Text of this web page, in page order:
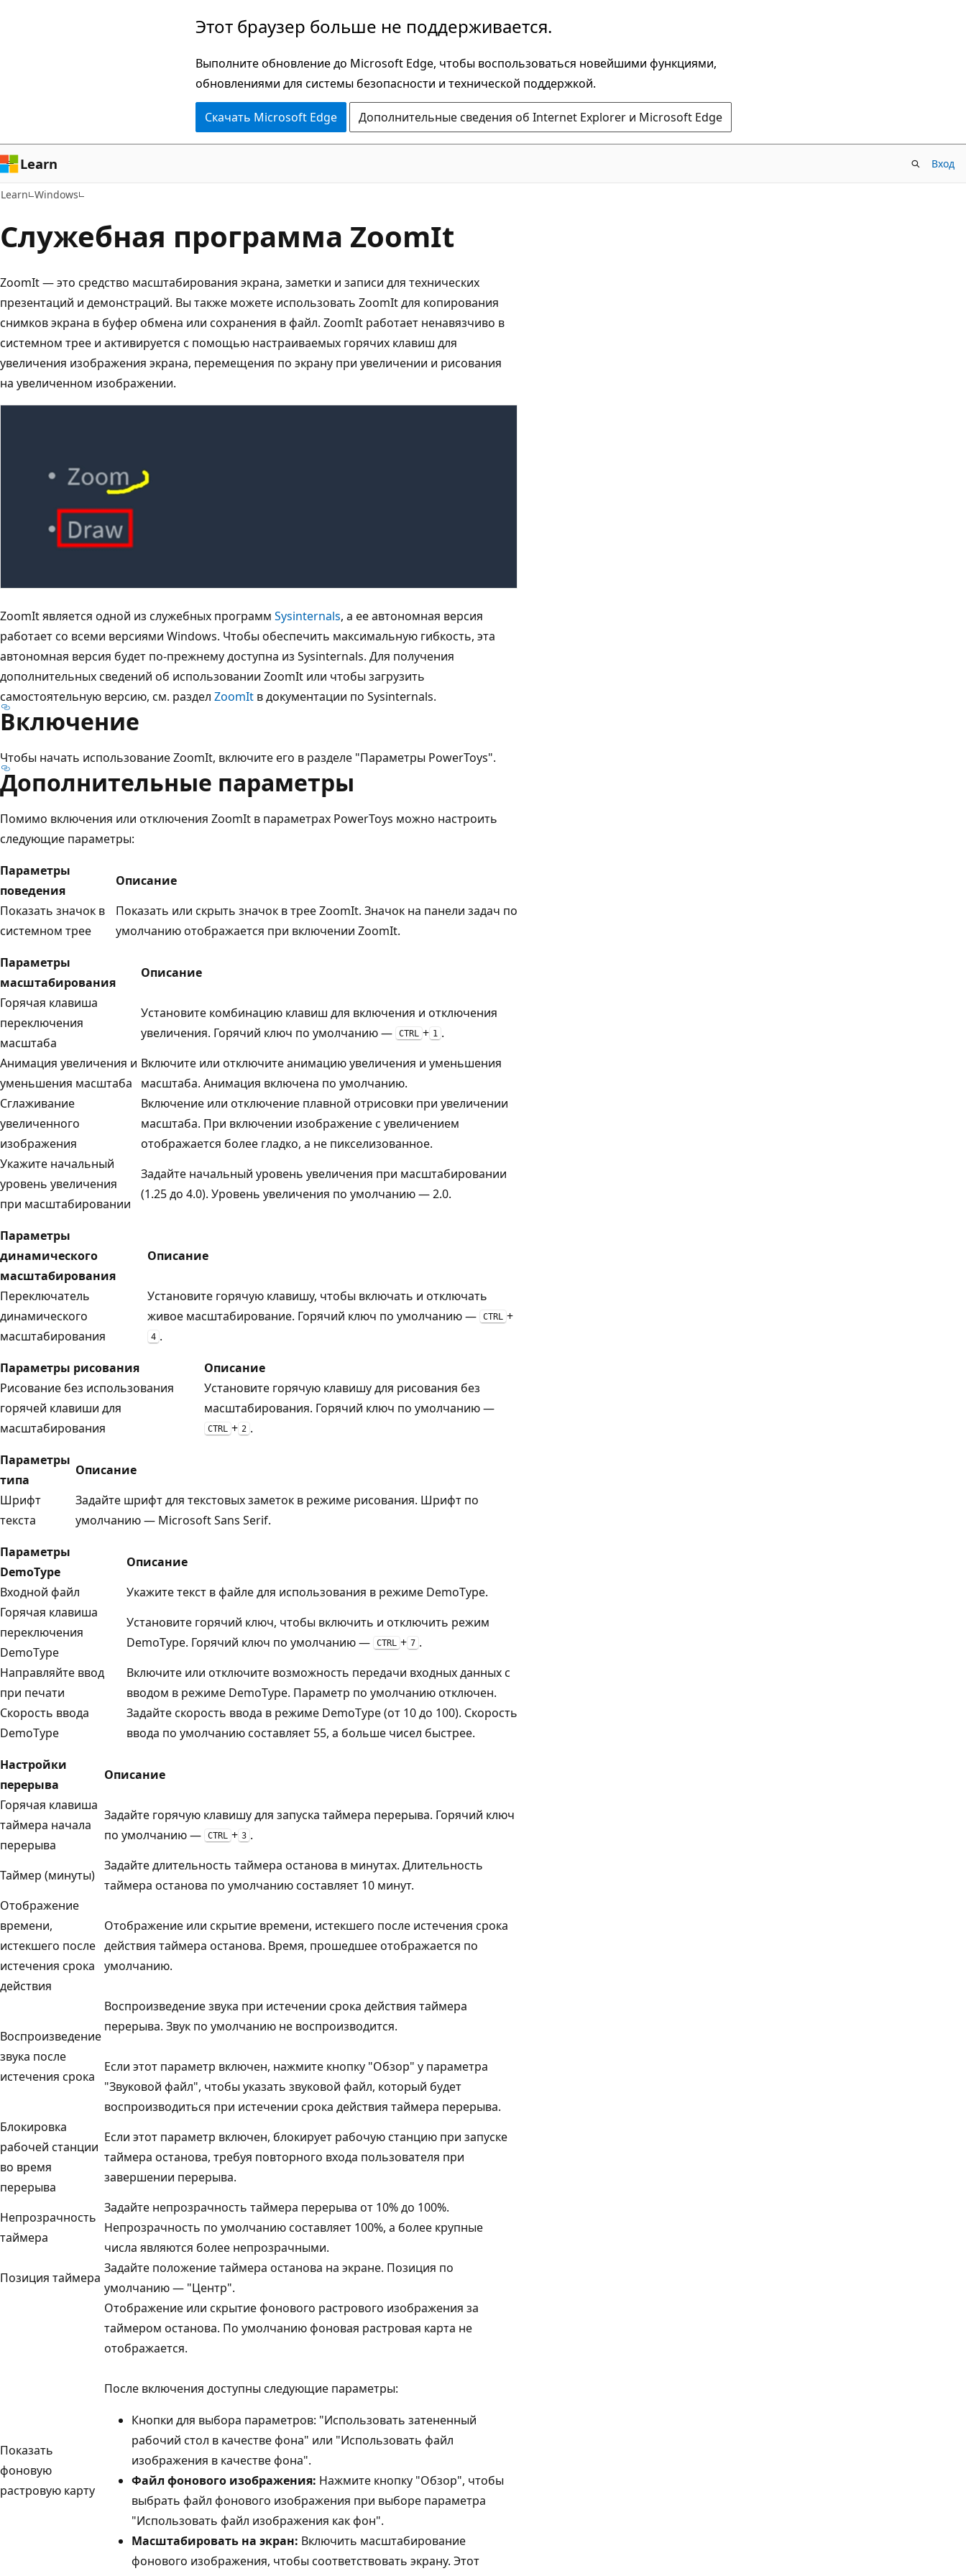
Этот браузер больше не поддерживается.
Выполните обновление до Microsoft Edge, чтобы воспользоваться новейшими функциями,
обновлениями для системы безопасности и технической поддержкой.
Скачать Microsoft Edge Дополнительные сведения об Internet Explorer и Microsoft Edge
Learn Вход
Learn Windows
Служебная программа ZoomIt
ZoomIt — это средство масштабирования экрана, заметки и записи для технических
презентаций и демонстраций. Вы также можете использовать ZoomIt для копирования
снимков экрана в буфер обмена или сохранения в файл. ZoomIt работает ненавязчиво в
системном трее и активируется с помощью настраиваемых горячих клавиш для
увеличения изображения экрана, перемещения по экрану при увеличении и рисования
на увеличенном изображении.
ZoomIt является одной из служебных программ Sysinternals, а ее автономная версия
работает со всеми версиями Windows. Чтобы обеспечить максимальную гибкость, эта
автономная версия будет по-прежнему доступна из Sysinternals. Для получения
дополнительных сведений об использовании ZoomIt или чтобы загрузить
самостоятельную версию, см. раздел ZoomIt в документации по Sysinternals.
Включение
Чтобы начать использование ZoomIt, включите его в разделе "Параметры PowerToys".
Дополнительные параметры
Помимо включения или отключения ZoomIt в параметрах PowerToys можно настроить
следующие параметры:
Параметры
поведения
Описание
Показать значок в
системном трее
Показать или скрыть значок в трее ZoomIt. Значок на панели задач по
умолчанию отображается при включении ZoomIt.
Параметры
масштабирования
Описание
Горячая клавиша
переключения
масштаба
Установите комбинацию клавиш для включения и отключения
увеличения. Горячий ключ по умолчанию —
CTRL + 1 .
Анимация увеличения и
уменьшения масштаба
Включите или отключите анимацию увеличения и уменьшения
масштаба. Анимация включена по умолчанию.
Сглаживание
увеличенного
изображения
Включение или отключение плавной отрисовки при увеличении
масштаба. При включении изображение с увеличением
отображается более гладко, а не пикселизованное.
Укажите начальный
уровень увеличения
при масштабировании
Задайте начальный уровень увеличения при масштабировании
(1.25 до 4.0). Уровень увеличения по умолчанию — 2.0.
Параметры
динамического
масштабирования
Описание
Переключатель
динамического
масштабирования
Установите горячую клавишу, чтобы включать и отключать
живое масштабирование. Горячий ключ по умолчанию —
CTRL +
4 .
Параметры рисования
Описание
Рисование без использования
горячей клавиши для
масштабирования
Установите горячую клавишу для рисования без
масштабирования. Горячий ключ по умолчанию —
CTRL + 2 .
Параметры
типа
Описание
Шрифт
текста
Задайте шрифт для текстовых заметок в режиме рисования. Шрифт по
умолчанию — Microsoft Sans Serif.
Параметры
DemoType
Описание
Входной файл
Укажите текст в файле для использования в режиме DemoType.
Горячая клавиша
переключения
DemoType
Установите горячий ключ, чтобы включить и отключить режим
DemoType. Горячий ключ по умолчанию —
CTRL + 7 .
Направляйте ввод
при печати
Включите или отключите возможность передачи входных данных с
вводом в режиме DemoType. Параметр по умолчанию отключен.
Скорость ввода
DemoType
Задайте скорость ввода в режиме DemoType (от 10 до 100). Скорость
ввода по умолчанию составляет 55, а больше чисел быстрее.
Настройки
перерыва
Описание
Горячая клавиша
таймера начала
перерыва
Задайте горячую клавишу для запуска таймера перерыва. Горячий ключ
по умолчанию —
CTRL + 3 .
Таймер (минуты)
Задайте длительность таймера останова в минутах. Длительность
таймера останова по умолчанию составляет 10 минут.
Отображение
времени,
истекшего после
истечения срока
действия
Отображение или скрытие времени, истекшего после истечения срока
действия таймера останова. Время, прошедшее отображается по
умолчанию.
Воспроизведение
звука после
истечения срока
Воспроизведение звука при истечении срока действия таймера
перерыва. Звук по умолчанию не воспроизводится.
Если этот параметр включен, нажмите кнопку "Обзор" у параметра
"Звуковой файл", чтобы указать звуковой файл, который будет
воспроизводиться при истечении срока действия таймера перерыва.
Блокировка
рабочей станции
во время
перерыва
Если этот параметр включен, блокирует рабочую станцию при запуске
таймера останова, требуя повторного входа пользователя при
завершении перерыва.
Непрозрачность
таймера
Задайте непрозрачность таймера перерыва от 10% до 100%.
Непрозрачность по умолчанию составляет 100%, а более крупные
числа являются более непрозрачными.
Позиция таймера
Задайте положение таймера останова на экране. Позиция по
умолчанию — "Центр".
Показать
фоновую
растровую карту
Отображение или скрытие фонового растрового изображения за
таймером останова. По умолчанию фоновая растровая карта не
отображается.
После включения доступны следующие параметры:
Кнопки для выбора параметров: "Использовать затененный
рабочий стол в качестве фона" или "Использовать файл
изображения в качестве фона".
Файл фонового изображения: Нажмите кнопку "Обзор", чтобы
выбрать файл фонового изображения при выборе параметра
"Использовать файл изображения как фон".
Масштабировать на экран: Включить масштабирование
фонового изображения, чтобы соответствовать экрану. Этот